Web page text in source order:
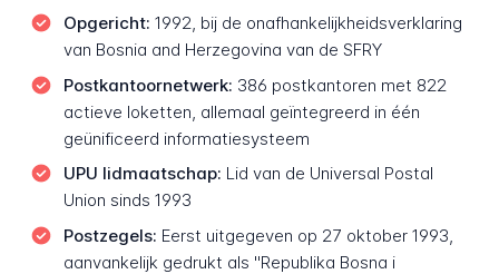
Opgericht: 1992, bij de onafhankelijkheidsverklaring
van Bosnia and Herzegovina van de SFRY
Postkantoornetwerk: 386 postkantoren met 822
actieve loketten, allemaal geïntegreerd in één
geünificeerd informatiesysteem
UPU lidmaatschap: Lid van de Universal Postal
Union sinds 1993
Postzegels: Eerst uitgegeven op 27 oktober 1993,
aanvankelijk gedrukt als "Republika Bosna i